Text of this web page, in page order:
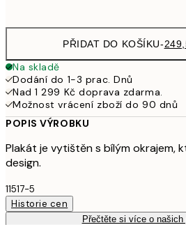
PŘIDAT DO KOŠÍKU-
Na skladě
Dodání do 1-3 prac. Dnů
Nad 1 299 Kč doprava zdarma.
Možnost vrácení zboží do 90 dnů
POPIS VÝROBKU
Plakát je vytištěn s bílým okrajem,
design.
11517-5
Historie cen
Přečtěte si více o našich